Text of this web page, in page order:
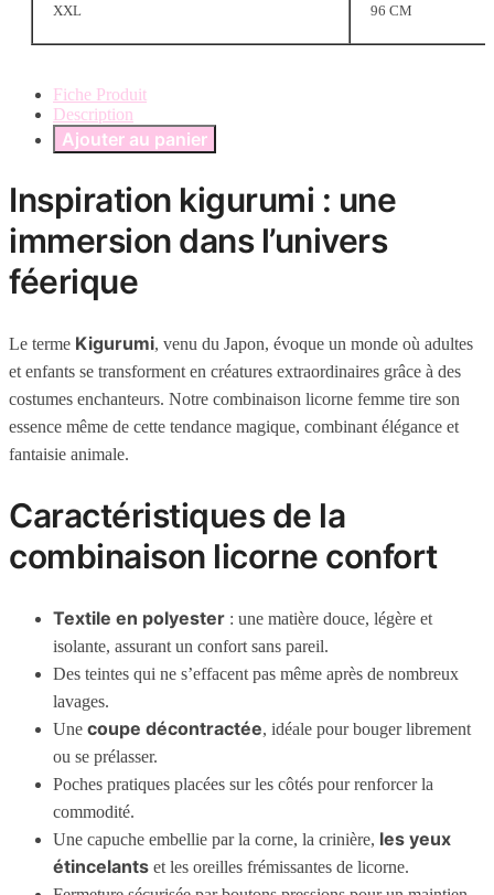
XXL 96 CM
Fiche Produit
Description
Ajouter au panier
Inspiration kigurumi : une
immersion dans l’univers
féerique
Le terme Kigurumi, venu du Japon, évoque un monde où adultes
et enfants se transforment en créatures extraordinaires grâce à des
costumes enchanteurs. Notre combinaison licorne femme tire son
essence même de cette tendance magique, combinant élégance et
fantaisie animale.
Caractéristiques de la
combinaison licorne confort
Textile en polyester : une matière douce, légère et
isolante, assurant un confort sans pareil.
Des teintes qui ne s’effacent pas même après de nombreux
lavages.
Une coupe décontractée, idéale pour bouger librement
ou se prélasser.
Poches pratiques placées sur les côtés pour renforcer la
commodité.
Une capuche embellie par la corne, la crinière, les yeux
étincelants et les oreilles frémissantes de licorne.